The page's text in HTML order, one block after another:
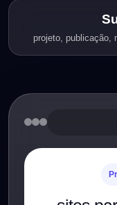
projeto, publicação,